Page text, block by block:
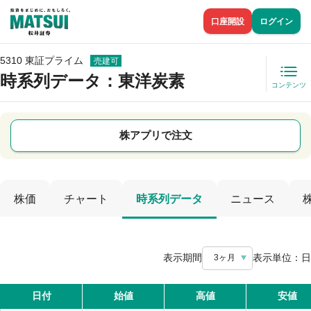
口座開設 ログイン
5310 東証プライム 売建可
時系列データ ：東洋炭素 コンテンツ
株アプリで注文
株価 チャート 時系列データ ニュース
表示期間 3ヶ月 表示単位： 日
日付 始値 高値 安値